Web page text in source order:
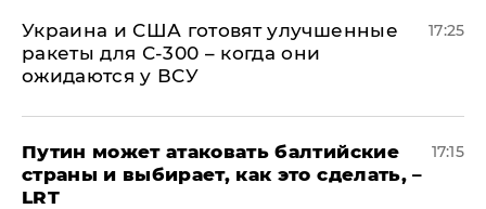
Украина и США готовят улучшенные
ракеты для С-300 – когда они
ожидаются у ВСУ
17:25
Путин может атаковать балтийские
страны и выбирает, как это сделать, –
LRT
17:15